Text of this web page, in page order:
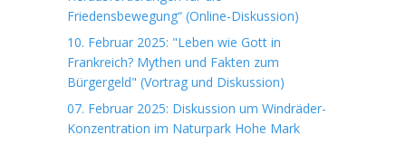
Friedensbewegung“ (Online-Diskussion)
10. Februar 2025: "Leben wie Gott in
Frankreich? Mythen und Fakten zum
Bürgergeld" (Vortrag und Diskussion)
07. Februar 2025: Diskussion um Windräder-
Konzentration im Naturpark Hohe Mark